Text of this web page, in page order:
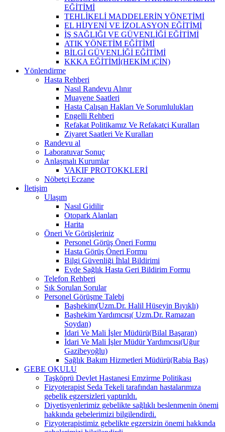
EĞİTİMİ
TEHLİKELİ MADDELERİN YÖNETİMİ
EL HİJYENİ VE İZOLASYON EĞİTİMİ
İŞ SAĞLIĞI VE GÜVENLİĞİ EĞİTİMİ
ATIK YÖNETİM EĞİTİMİ
BİLGİ GÜVENLİĞİ EĞİTİMİ
KKKA EĞİTİMİ(HEKİM iÇİN)
Yönlendirme
Hasta Rehberi
Nasıl Randevu Alınır
Muayene Saatleri
Hasta Çalışan Hakları Ve Sorumlulukları
Engelli Rehberi
Refakat Politikamız Ve Refakatçi Kuralları
Ziyaret Saatleri Ve Kuralları
Randevu al
Laboratuvar Sonuç
Anlaşmalı Kurumlar
VAKIF PROTOKKLERİ
Nöbetçi Eczane
İletişim
Ulaşım
Nasıl Gidilir
Otopark Alanları
Harita
Öneri Ve Görüşleriniz
Personel Görüş Öneri Formu
Hasta Görüş Öneri Formu
Bilgi Güvenliği İhlal Bildirimi
Evde Sağlık Hasta Geri Bildirim Formu
Telefon Rehberi
Sık Sorulan Sorular
Personel Görüşme Talebi
Başhekim(Uzm.Dr. Halil Hüseyin Bıyıklı)
Başhekim Yardımcısı( Uzm.Dr. Ramazan
Soydan)
İdari Ve Mali İşler Müdürü(Bilal Başaran)
İdari Ve Mali İşler Müdür Yardımcısı(Uğur
Gazibeyoğlu)
Sağlık Bakım Hizmetleri Müdürü(Rabia Baş)
GEBE OKULU
Taşköprü Devlet Hastanesi Emzirme Politikası
Fizyoterapist Seda Tekeli tarafından hastalarımıza
gebelik egzersizleri yaptırıldı.
Diyetisyenlerimiz gebelikte sağlıklı beslenmenin önemi
hakkında gebelerimizi bilgilendirdi.
Fizyoterapistimiz gebelikte egzersizin önemi hakkında